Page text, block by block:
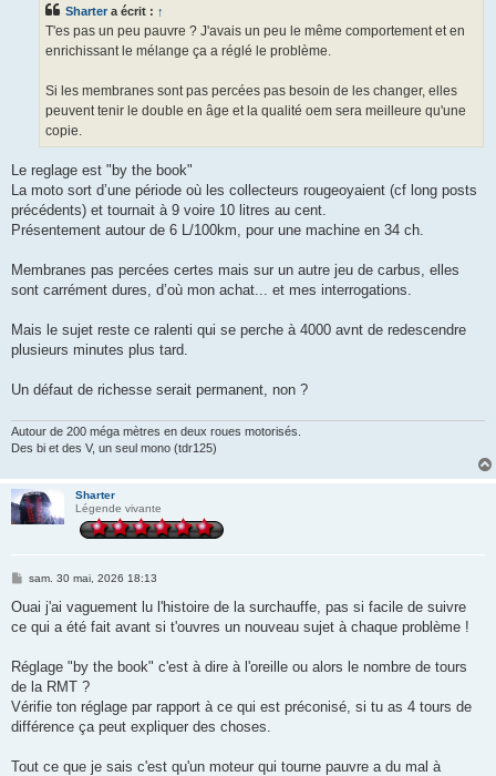
Sharter a écrit : ↑
T'es pas un peu pauvre ? J'avais un peu le même comportement et en
enrichissant le mélange ça a réglé le problème.
Si les membranes sont pas percées pas besoin de les changer, elles
peuvent tenir le double en âge et la qualité oem sera meilleure qu'une
copie.
Le reglage est "by the book"
La moto sort d’une période où les collecteurs rougeoyaient (cf long posts
précédents) et tournait à 9 voire 10 litres au cent.
Présentement autour de 6 L/100km, pour une machine en 34 ch.
Membranes pas percées certes mais sur un autre jeu de carbus, elles
sont carrément dures, d’où mon achat... et mes interrogations.
Mais le sujet reste ce ralenti qui se perche à 4000 avnt de redescendre
plusieurs minutes plus tard.
Un défaut de richesse serait permanent, non ?
Autour de 200 méga mètres en deux roues motorisés.
Des bi et des V, un seul mono (tdr125)
Sharter
Légende vivante
M
s
a
sam. 30 mai, 2026 18:13
Ouai j'ai vaguement lu l'histoire de la surchauffe, pas si facile de suivre
ce qui a été fait avant si t'ouvres un nouveau sujet à chaque problème !
Réglage "by the book" c'est à dire à l'oreille ou alors le nombre de tours
de la RMT ?
Vérifie ton réglage par rapport à ce qui est préconisé, si tu as 4 tours de
différence ça peut expliquer des choses.
Tout ce que je sais c'est qu'un moteur qui tourne pauvre a du mal à